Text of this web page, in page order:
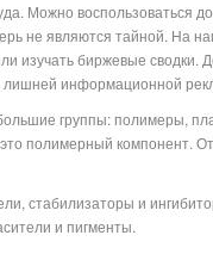
Можно
не являются тайной. На
изучать биржевые сводки.
лишней информационной
группы: полимеры,
полимерный компонент.
стабилизаторы и
и пигменты.